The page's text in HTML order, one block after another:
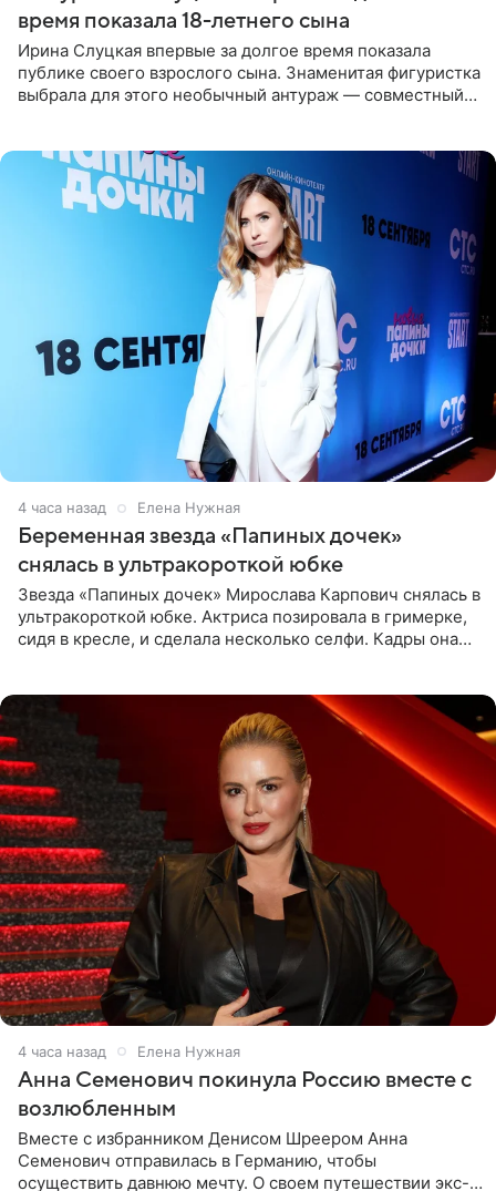
время показала 18-летнего сына
Ирина Слуцкая впервые за долгое время показала
публике своего взрослого сына. Знаменитая фигуристка
выбрала для этого необычный антураж — совместный
4 часа назад Елена Нужная
Беременная звезда «Папиных дочек»
снялась в ультракороткой юбке
Звезда «Папиных дочек» Мирослава Карпович снялась в
ультракороткой юбке. Актриса позировала в гримерке,
сидя в кресле, и сделала несколько селфи. Кадры она
4 часа назад Елена Нужная
Анна Семенович покинула Россию вместе с
возлюбленным
Вместе с избранником Денисом Шреером Анна
Семенович отправилась в Германию, чтобы
осуществить давнюю мечту. О своем путешествии экс-